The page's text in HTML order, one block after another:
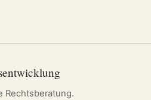
Rechtsberatung.